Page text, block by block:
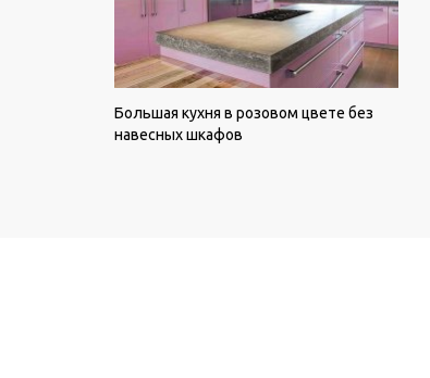
Большая кухня в розовом цвете без
навесных шкафов